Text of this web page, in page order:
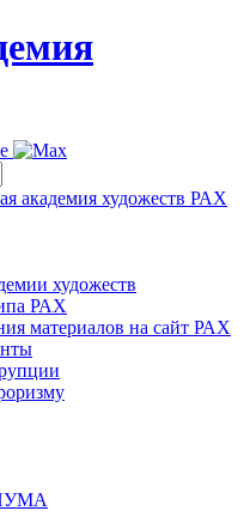
академия художеств РАХ
художеств
РАХ
материалов на сайт РАХ